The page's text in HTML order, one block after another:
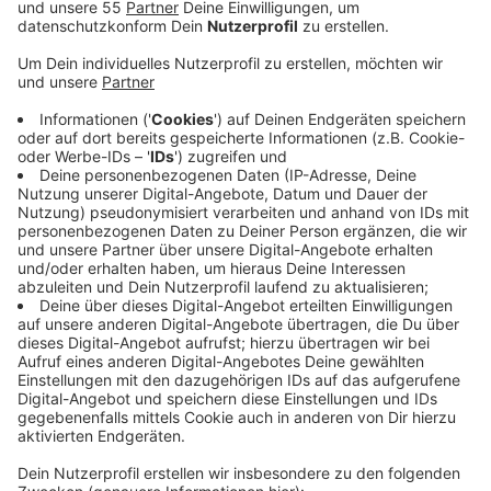
Veröffentlicht:Freitag, 29.04.2022 17:25
Anzeige
Die neue Anlaufstelle richtet sich an uns alle. Aber
auch an Einzelhändler und Hauseigentümer. Denn
langfristig soll die Krefelder Innenstadt vielfältiger
genutzt werden. So sollen leerstehende Flächen zum
Beispiel für kreative und künstlerische Projekte
genutzt werden. Aber auch von kleineren
Handwerksbetrieben, wie etwas Goldschmieden oder
Textilhersteller. Dieser Wandel sei zwingend
notwendig, heißt es von der Stadt Krefeld. Denn durch
das zunehmende Onlineshopping werde es in Zukunft
immer weniger Geschäfte in der Innenstadt geben. Für
die Gestaltung der City sei man aber auch auf die
Ideen und Vorschläge von Eigentümern und den